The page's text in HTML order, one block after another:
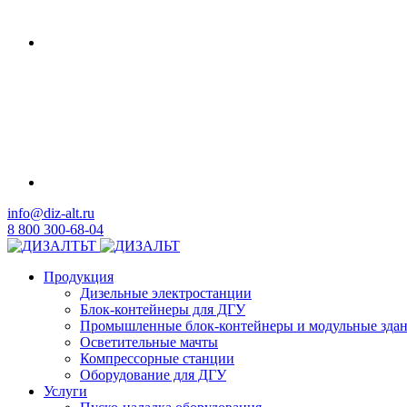
info@diz-alt.ru
8 800 300-68-04
Продукция
Дизельные электростанции
Блок-контейнеры для ДГУ
Промышленные блок-контейнеры и модульные
Осветительные мачты
Компрессорные станции
Оборудование для ДГУ
Услуги